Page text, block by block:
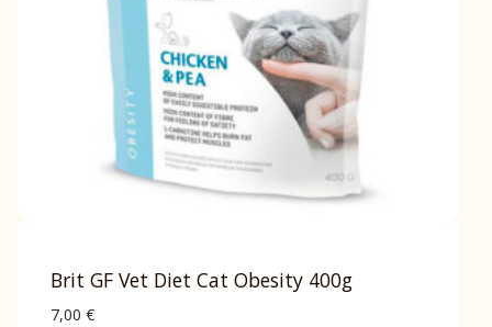
Brit GF Vet Diet Cat Obesity 400g
7,00 €